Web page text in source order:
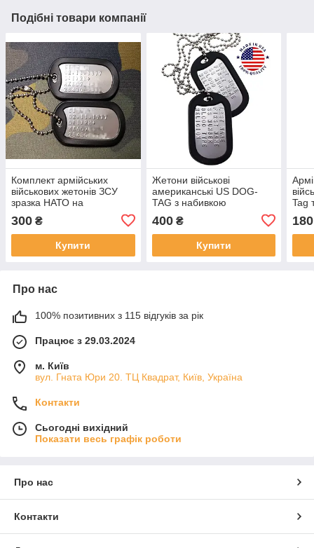
Подібні товари компанії
Комплект армійських
військових жетонів ЗСУ
зразка НАТО на
текстом. Нержавіюча
сталь
300 ₴
Купити
Жетони військові
американські US DOG-
TAG з набивкою
400₴
Купити
Tag
180
Про нас
100% позитивних з 115 відгуків за рік
Працює з 29.03.2024
м. Київ
вул. Гната Юри 20. ТЦ Квадрат, Київ, Україна
Контакти
Сьогодні вихідний
Показати весь графік роботи
Про нас
Контакти